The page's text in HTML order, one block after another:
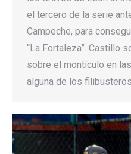
el tercero de la serie
Campeche, para
“La Fortaleza”. Castillo
sobre el montículo en
alguna de los